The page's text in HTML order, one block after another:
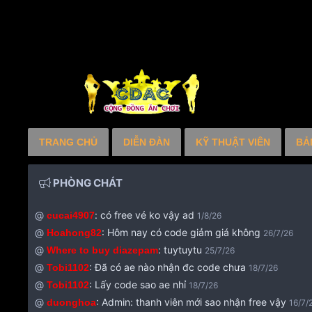
TRANG CHỦ DIỄN ĐÀN KỸ THUẬT VIÊN
PHÒNG CHÁT
@ cucai4907: có free vé ko vậy ad 1/8/26
@ Hoahong82: Hôm nay có code giảm giá không 26/7/26
@ Where to buy diazepam: tuytuytu 25/7/26
@ Tobi1102:Đã có ae nào nhận đc code chưa 18/7/26
@ Tobi1102: Lấy code sao ae nhỉ 18/7/26
@ duonghoa: Admin: thanh viên mới sao nhận free vậy 16/7/